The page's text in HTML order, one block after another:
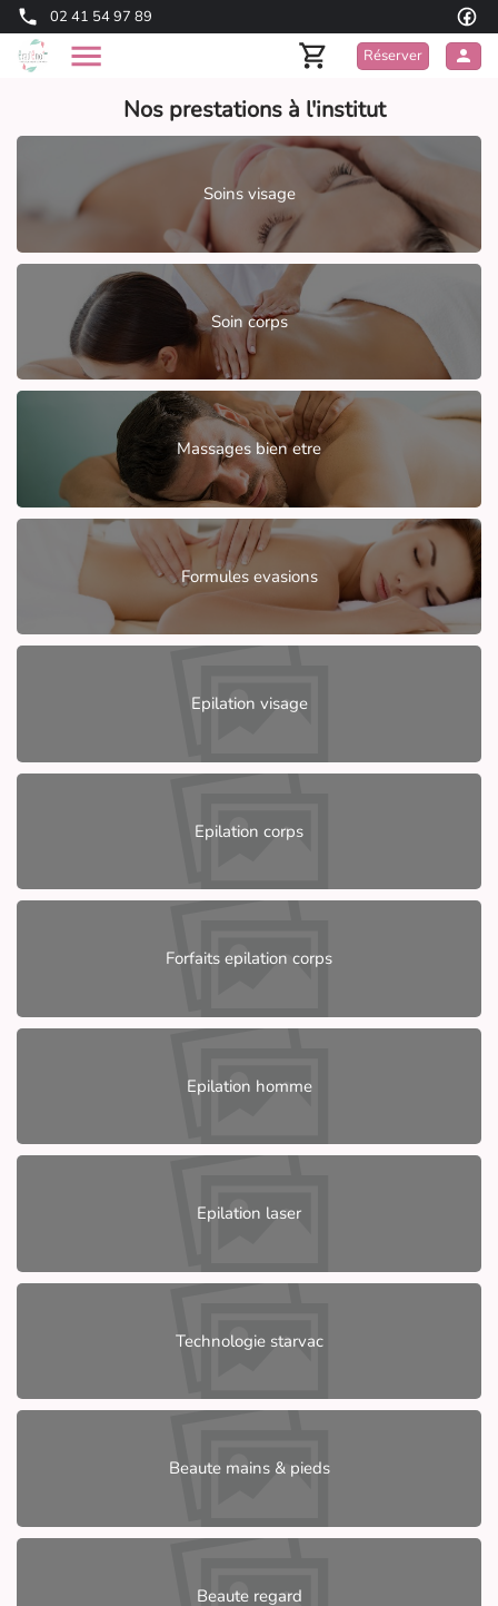
02 41 54 97 89
Réserver
Nos prestations à l'institut
Soins visage
Soin corps
Massages bien etre
Formules evasions
Epilation visage
Epilation corps
Forfaits epilation corps
Epilation homme
Epilation laser
Technologie starvac
Beaute mains & pieds
Beaute regard